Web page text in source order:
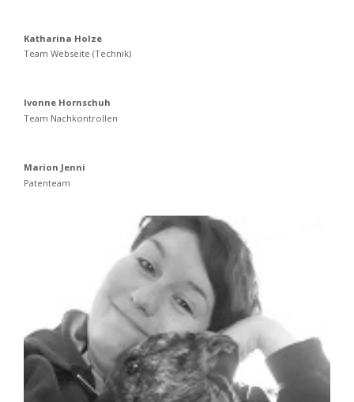
Katharina Holze
Team Webseite (Technik)
Ivonne Hornschuh
Team Nachkontrollen
Marion Jenni
Patenteam